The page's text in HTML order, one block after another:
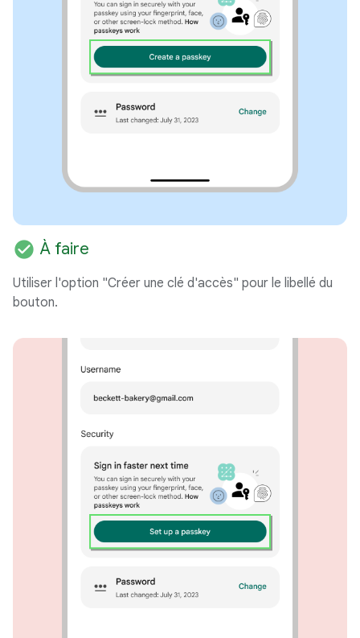
check_circle À faire
Utiliser l'option "Créer une clé d'accès" pour le libellé du
bouton.